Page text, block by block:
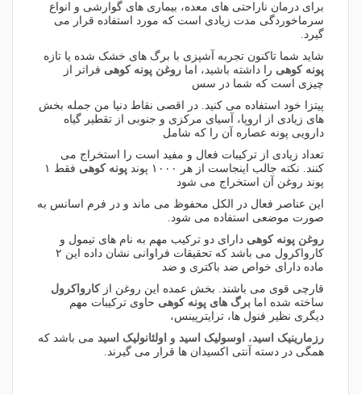
برای درمان ناراحتی های معده، بیماری های گوارشی و انواع
سرماخوردگی مدت زیادی است که مورد استفاده قرار می
گیرد.
شاید شما تاکنون تجربه آشپزی با برگ های خشک شده یا تازه
پونه کوهی را داشته باشید، اما روغن پونه کوهی فراتر از
چیزی است که شما در سس
پیتزا خود استفاده می کنید. در اقصی نقاط دنیا من جمله بخش
های زیادی از اروپا، آسیای مرکزی و جنوبی از تقطیر گیاه
دارویی پونه عصاره آن را که شامل
تعداد زیادی از ترکیبات فعال و مفید است را استخراج می
کنند. نکته جالب اینجاست از هر ۱۰۰۰ پوند
پونه کوهی
فقط ۱
پوند روغن آن استخراج می شود
این عناصر فعال در الکل محفوظ می ماند و در فرم اسانس به
صورت موضعی استفاده می شود.
روغن پونه کوهی دارای دو ترکیب مهم به نام های تیمول و
کارواکرول می باشد که تحقیقات فراوانی نشان داده این ۲
ماده دارای خواص ضد باکتری و ضد
قارچی قوی می باشند. بخش عمده این روغن ازکارواکرول
ساخته شده اما برگ های پونه کوهی حاوی ترکیبات مهم
دیگری نظیر فنول ها، ترایترپینس،
رزمارینیک اسید، اوسولیک اسید و اولئانولیک اسید می باشد که
همگی در دسته آنتی اکسیدان ها قرار می گیرند.